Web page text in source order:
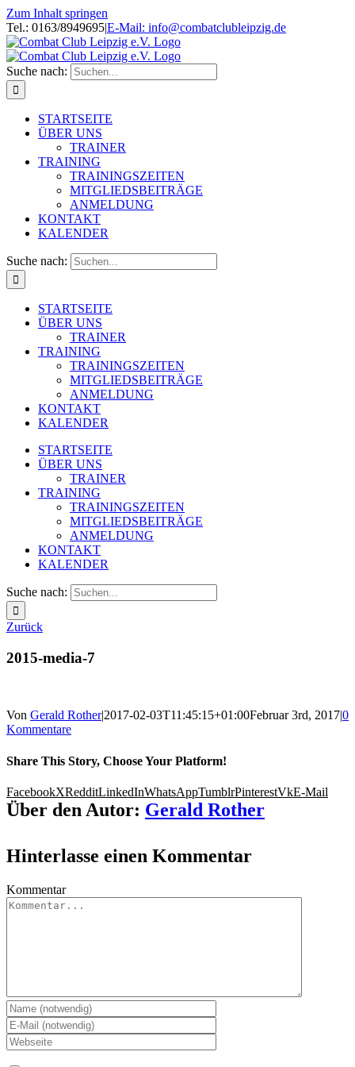
Zum Inhalt springen
Tel.: 0163/8949695|E-Mail: info@combatclubleipzig.de
Suche nach:
STARTSEITE
ÜBER UNS
TRAINER
TRAINING
TRAININGSZEITEN
MITGLIEDSBEITRÄGE
ANMELDUNG
KONTAKT
KALENDER
Suche nach:
STARTSEITE
ÜBER UNS
TRAINER
TRAINING
TRAININGSZEITEN
MITGLIEDSBEITRÄGE
ANMELDUNG
KONTAKT
KALENDER
STARTSEITE
ÜBER UNS
TRAINER
TRAINING
TRAININGSZEITEN
MITGLIEDSBEITRÄGE
ANMELDUNG
KONTAKT
KALENDER
Suche nach:
Zurück
2015-media-7
Von Gerald Rother|2017-02-03T11:45:15+01:00Februar 3rd, 2017|0
Kommentare
Share This Story, Choose Your Platform!
FacebookXRedditLinkedInWhatsAppTumblrPinterestVkE-Mail
Über den Autor: Gerald Rother
Hinterlasse einen Kommentar
Kommentar